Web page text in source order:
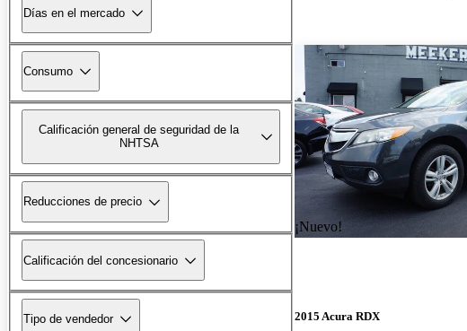
Días en el mercado
Consumo
Calificación general de seguridad de la
NHTSA
Reducciones de precio
Calificación del concesionario
Tipo de vendedor
¡Nuevo!
2015 Acura RDX